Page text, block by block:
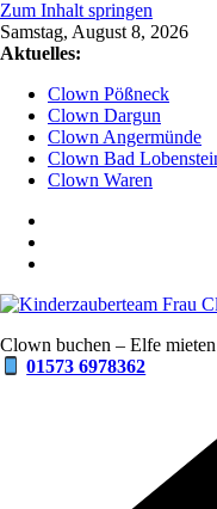
Zum Inhalt springen
Samstag, August 8, 2026
Aktuelles:
Clown Pößneck
Clown Dargun
Clown Angermünde
Clown Bad
Clown Waren
Clown buchen – Elfe
01573 6978362